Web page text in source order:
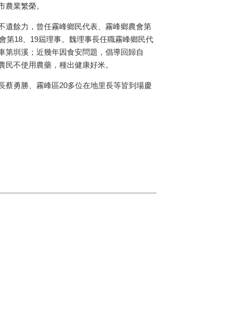
業繁榮。
遺餘力，曾任霧峰鄉民代表、霧峰鄉農會第
第18、19屆理事。魏理事長任職霧峰鄉民代
第圳溪；近幾年因食安問題，倡導回歸自
不使用農藥，種出健康好米。
蔡勇勝、霧峰區20多位在地里長等皆到場慶